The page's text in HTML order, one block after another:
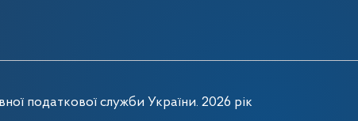
податкової служби України. 2026 рік